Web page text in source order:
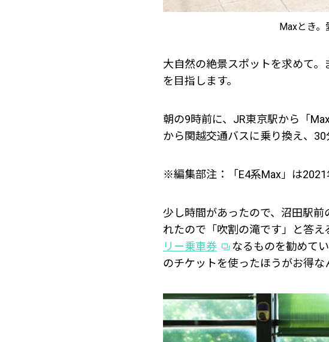
Maxとき
大自然の絶景スポットを求めて。
を目指します。
朝の9時前に、JR東京駅から「
から関越交通バスに乗り換え、30
※編集部注：「E4系Max」は
少し時間があったので、沼田駅
れたので「吹割の滝です」と答
リー乗車券
なるものを勧めて
のチケットを使ったほうがお得な